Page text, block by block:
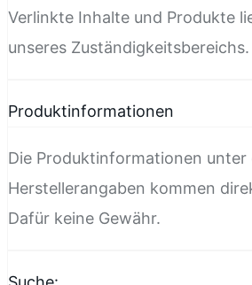
Verlinkte Inhalte und Produkte
unseres Zuständigkeitsbereichs.
Produktinformationen
Die Produktinformationen unter
Herstellerangaben kommen
Dafür keine Gewähr.